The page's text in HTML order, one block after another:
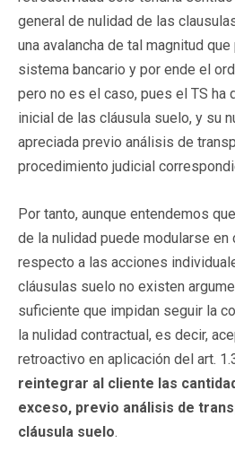
general de nulidad de las
una avalancha de tal magnitud
sistema bancario y por ende el
pero no es el caso, pues el TS ha
inicial de las cláusula suelo, y su
apreciada previo análisis de
procedimiento judicial
Por tanto, aunque entendemos
de la nulidad puede modularse
respecto a las acciones
cláusulas suelo no existen
suficiente que impidan seguir la
la nulidad contractual, es decir,
retroactivo en aplicación del art.
reintegrar al cliente las
exceso, previo análisis de
cláusula suelo.